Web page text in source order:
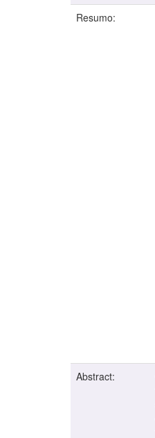
Resumo:
Abstract: